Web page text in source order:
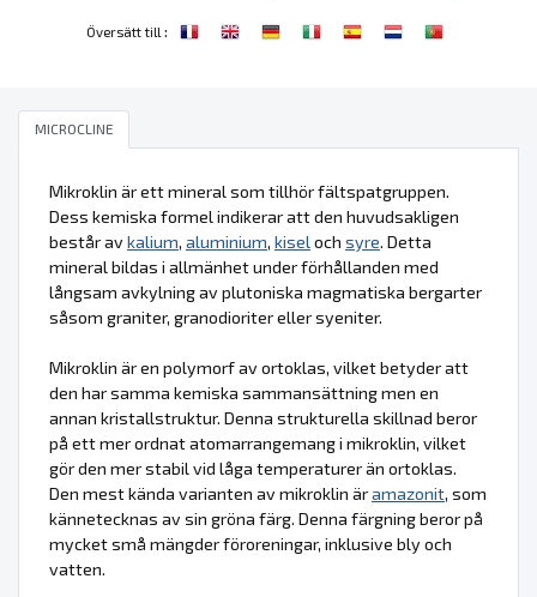
Översätt till :
MICROCLINE
Mikroklin är ett mineral som tillhör fältspatgruppen.
Dess kemiska formel indikerar att den huvudsakligen
består avkalium, aluminium, kisel och syre. Detta
mineral bildas i allmänhet under förhållanden med
långsam avkylning av plutoniska magmatiska bergarter
såsom graniter, granodioriter eller syeniter.
Mikroklin är en polymorf av ortoklas, vilket betyder att
den har samma kemiska sammansättning men en
annan kristallstruktur. Denna strukturella skillnad beror
på ett mer ordnat atomarrangemang i mikroklin, vilket
gör den mer stabil vid låga temperaturer än ortoklas.
Den mest kända varianten av mikroklin äramazonit, som
kännetecknas av sin gröna färg. Denna färgning beror på
mycket små mängder föroreningar, inklusive bly och
vatten.